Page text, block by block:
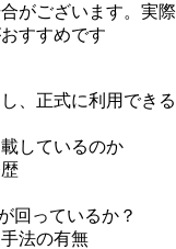
がございます。実際
すすめです
、正式に利用できる
しているのか
回っているか？
法の有無